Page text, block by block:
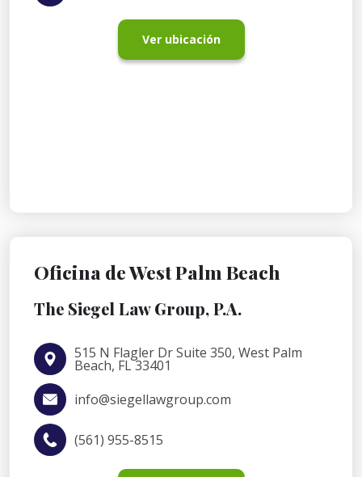
Ver ubicación
Oficina de West Palm Beach
The Siegel Law Group, P.A.
515 N Flagler Dr Suite 350, West Palm
Beach, FL 33401
info@siegellawgroup.com
(561) 955-8515